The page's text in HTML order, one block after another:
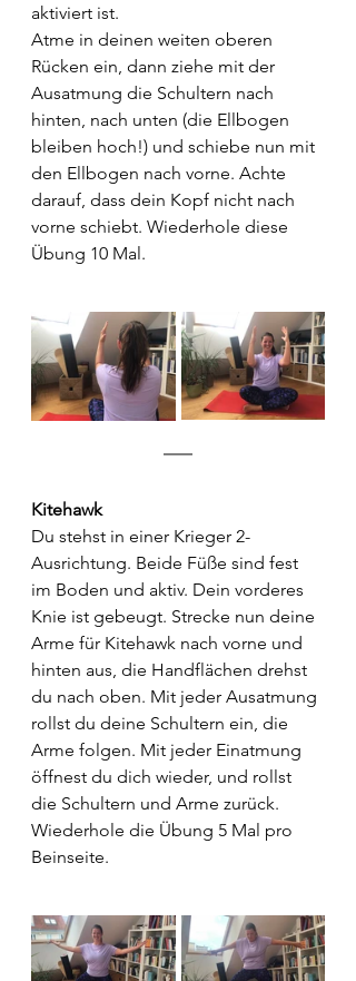
aktiviert ist.
Atme in deinen weiten oberen
Rücken ein, dann ziehe mit der
Ausatmung die Schultern nach
hinten, nach unten (die Ellbogen
bleiben hoch!) und schiebe nun mit
den Ellbogen nach vorne. Achte
darauf, dass dein Kopf nicht nach
vorne schiebt. Wiederhole diese
Übung 10 Mal.
Kitehawk
Du stehst in einer Krieger 2-
Ausrichtung. Beide Füße sind fest
im Boden und aktiv. Dein vorderes
Knie ist gebeugt. Strecke nun deine
Arme für Kitehawk nach vorne und
hinten aus, die Handflächen drehst
du nach oben. Mit jeder Ausatmung
rollst du deine Schultern ein, die
Arme folgen. Mit jeder Einatmung
öffnest du dich wieder, und rollst
die Schultern und Arme zurück.
Wiederhole die Übung 5 Mal pro
Beinseite.